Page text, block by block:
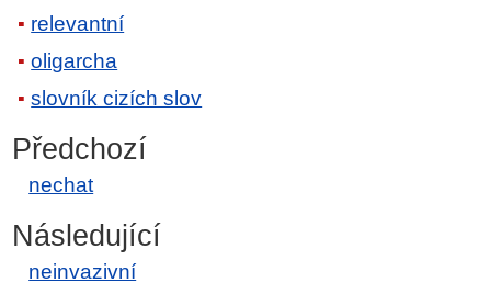
relevantní
oligarcha
slovník cizích slov
Předchozí
nechat
Následující
neinvazivní